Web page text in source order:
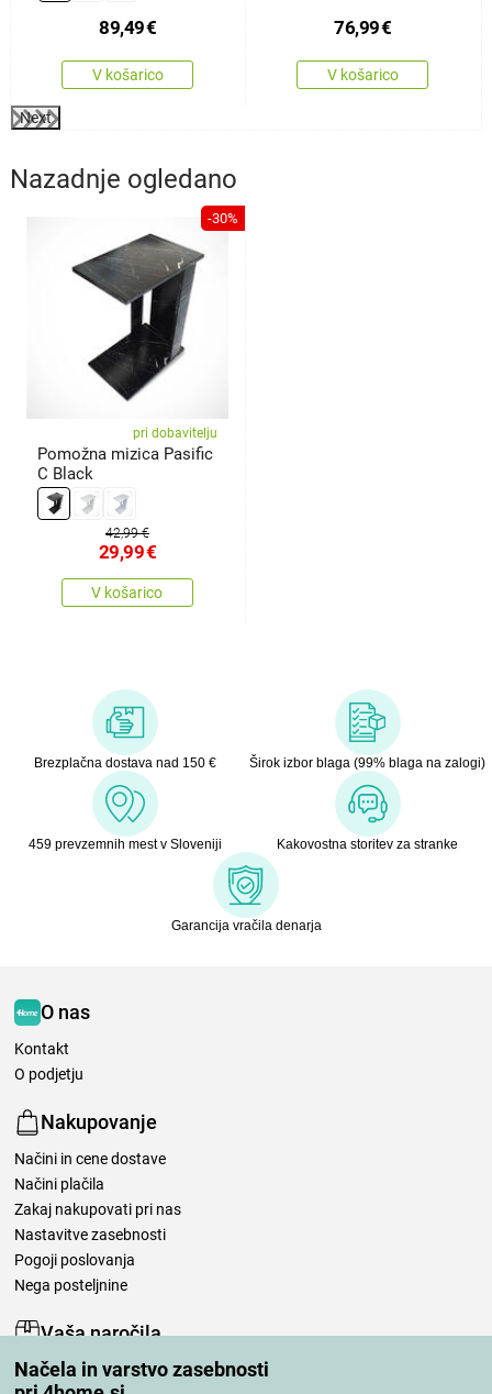
Načela in varstvo zasebnosti
89,49€
V košarico
76,99€
V košarico
Next
Nazadnje ogledano
-30%
pri dobavitelju
Pomožna mizica Pasific
C Black
42,99 €
29,99€
V košarico
Brezplačna dostava nad 150 € Širok izbor blaga (99% blaga na zalogi)
459 prevzemnih mest v Sloveniji Kakovostna storitev za stranke
Garancija vračila denarja
O nas
Kontakt
O podjetju
Nakupovanje
Načini in cene dostave
Načini plačila
Zakaj nakupovati pri nas
Nastavitve zasebnosti
Pogoji poslovanja
Nega posteljnine
Vaša naročila
Moj račun